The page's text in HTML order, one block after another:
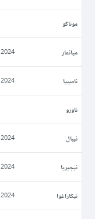
موناكو
ميانمار 2024
ناميبيا 2024
ناورو
نيبال 2024
نيجيريا 2024
نيكاراغوا 2024